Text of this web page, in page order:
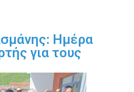
Ημέρα
για τους